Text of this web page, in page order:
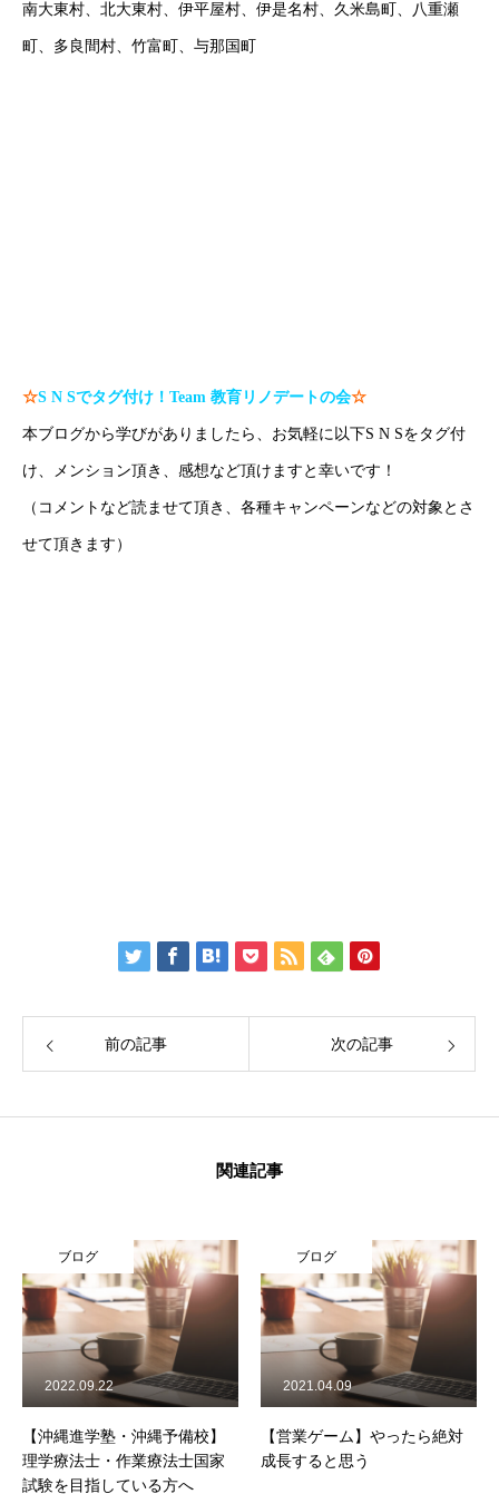
南大東村、北大東村、伊平屋村、伊是名村、久米島町、八重瀬
町、多良間村、竹富町、与那国町
☆S N Sでタグ付け！ Team 教育リノデートの会☆
本ブログから学びがありましたら、お気軽に以下S N Sをタグ付
け、メンション頂き、感想など頂けますと幸いです！
（コメントなど読ませて頂き、各種キャンペーンなどの対象とさ
せて頂きます）
前の記事 次の記事
関連記事
ブログ
【沖縄進学塾・沖縄予備校】
理学療法士・作業療法士国家
試験を目指している方へ
2022.09.22
ブログ
【営業ゲーム】やったら絶対
成長すると思う
2021.04.09